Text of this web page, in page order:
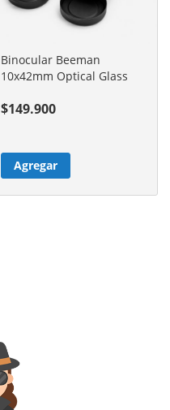
Binocular Beeman
10x42mm Optical Glass
$149.900
Agregar